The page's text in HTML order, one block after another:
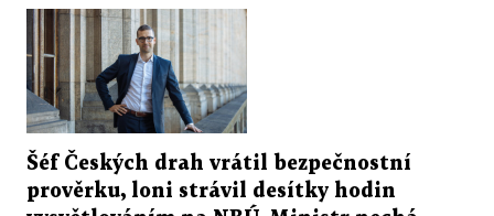
Šéf Českých drah vrátil bezpečnostní
prověrku, loni strávil desítky hodin